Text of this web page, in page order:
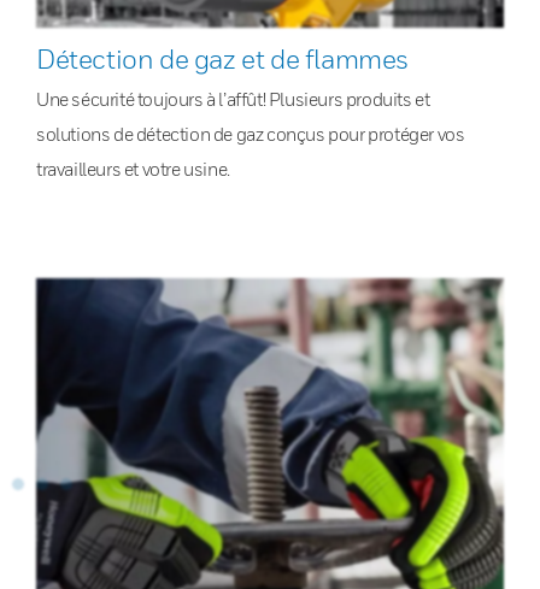
Détection de gaz et de flammes
Une sécurité toujours à l’affût! Plusieurs produits et
solutions de détection de gaz conçus pour protéger vos
travailleurs et votre usine.